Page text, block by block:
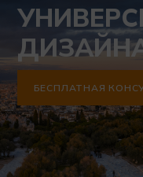
БЕСПЛАТНАЯ